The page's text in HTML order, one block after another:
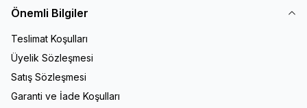
Önemli Bilgiler
Teslimat Koşulları
Üyelik Sözleşmesi
Satış Sözleşmesi
Garanti ve İade Koşulları